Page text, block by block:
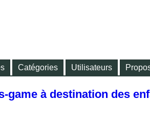
Catégories Utilisateurs
game à destination des